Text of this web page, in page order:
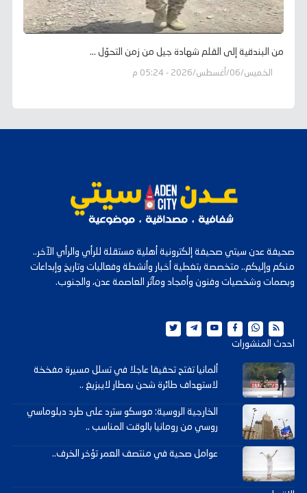
من البندقية إلى القلم شهادة جيل من زمن التحوّل ...
الخميس/06/أغسطس/2026 - 05:24 م
صحيفة عدن سيتي صحيفة إلكترونية أهلية مستقلة للرأي والرأي الآخر..
منكم وإليكم.. متخصصة بتغطية أخبار وأنشطة وفعاليات وتاريخ وإبداعات
وبصمات وشخصيات وفنون وأمجاد ومآثر العاصمة عدن، والجنوب.
احدث المنشورات
ألمانيا تفتح تحقيقا عاجلا في تسلل مسيرة مفخخة
لاستهداف طائرة شحن بمطار لايبزيغ ..
الخارجية الروسية: موسكو سترد على طرد دبلوماسي
روسي من رومانيا بالوقت المناسب ..
عوامل صحية في منتصف العمر تؤخر الخرف..